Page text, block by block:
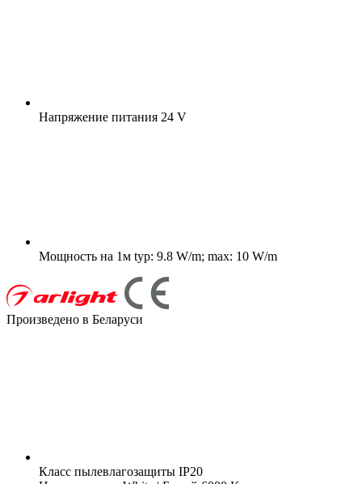
Напряжение питания 24 V
Мощность на 1м typ: 9.8 W/m; max: 10 W/m
Произведено в Беларуси
Класс пылевлагозащиты IP20